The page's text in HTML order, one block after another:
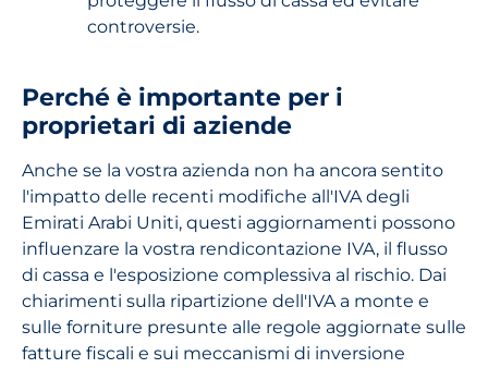
controversie.
Perché è importante per i
proprietari di aziende
Anche se la vostra azienda non ha ancora sentito
l'impatto delle recenti modifiche all'IVA degli
Emirati Arabi Uniti, questi aggiornamenti possono
influenzare la vostra rendicontazione IVA, il flusso
di cassa e l'esposizione complessiva al rischio. Dai
chiarimenti sulla ripartizione dell'IVA a monte e
sulle forniture presunte alle regole aggiornate sulle
fatture fiscali e sui meccanismi di inversione